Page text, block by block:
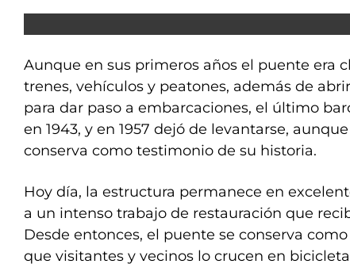
Aunque en sus primeros años el puente era
trenes, vehículos y peatones, además de
para dar paso a embarcaciones, el último
en 1943, y en 1957 dejó de levantarse,
conserva como testimonio de su historia.
Hoy día, la estructura permanece en
a un intenso trabajo de restauración que
Desde entonces, el puente se conserva
que visitantes y vecinos lo crucen en